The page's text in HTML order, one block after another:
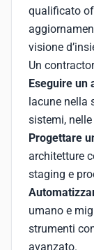
qualificato
visione
Un
Eseguire un
lacune nella
sistemi,
Progettare
architetture
staging e
umano e
strumenti
avanzato.